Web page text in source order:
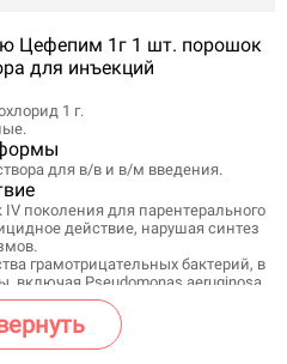
Цефепим 1г 1 шт. порошок
для инъекций
1 г.
для в/в и в/м введения.
поколения для парентерального
действие, нарушая синтез
грамотрицательных бактерий, в
включая Pseudomonas aeruginosa.
III поколения, в отношении
spp., Listeria spp., Legionella
(Bacteroides fragilis, Clostridium